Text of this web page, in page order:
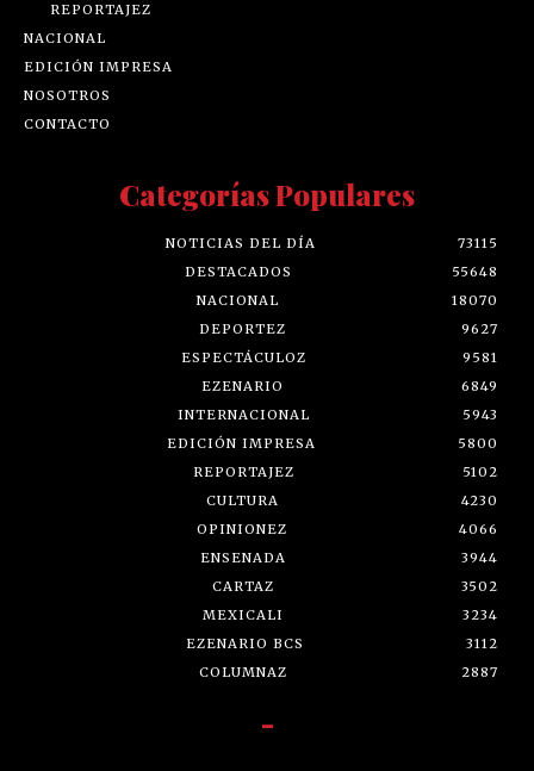
REPORTAJEZ
NACIONAL
EDICIÓN IMPRESA
NOSOTROS
CONTACTO
Categorías Populares
NOTICIAS DEL DÍA
73115
DESTACADOS
55648
NACIONAL
18070
DEPORTEZ
9627
ESPECTÁCULOZ
9581
EZENARIO
6849
INTERNACIONAL
5943
EDICIÓN IMPRESA
5800
REPORTAJEZ
5102
CULTURA
4230
OPINIONEZ
4066
ENSENADA
3944
CARTAZ
3502
MEXICALI
3234
EZENARIO BCS
3112
COLUMNAZ
2887
-